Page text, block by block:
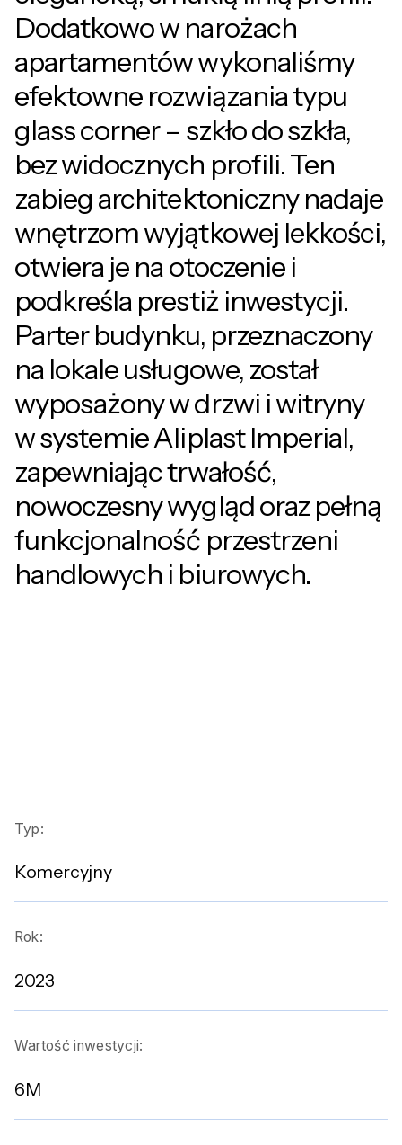
Dodatkowo w narożach
apartamentów wykonaliśmy
efektowne rozwiązania typu
glass corner – szkło do szkła,
bez widocznych profili. Ten
zabieg architektoniczny nadaje
wnętrzom wyjątkowej lekkości,
otwiera je na otoczenie i
podkreśla prestiż inwestycji.
Parter budynku, przeznaczony
na lokale usługowe, został
wyposażony w drzwi i witryny
w systemie Aliplast Imperial,
zapewniając trwałość,
nowoczesny wygląd oraz pełną
funkcjonalność przestrzeni
handlowych i biurowych.
Typ:
Komercyjny
Rok:
2023
Wartość inwestycji:
6M